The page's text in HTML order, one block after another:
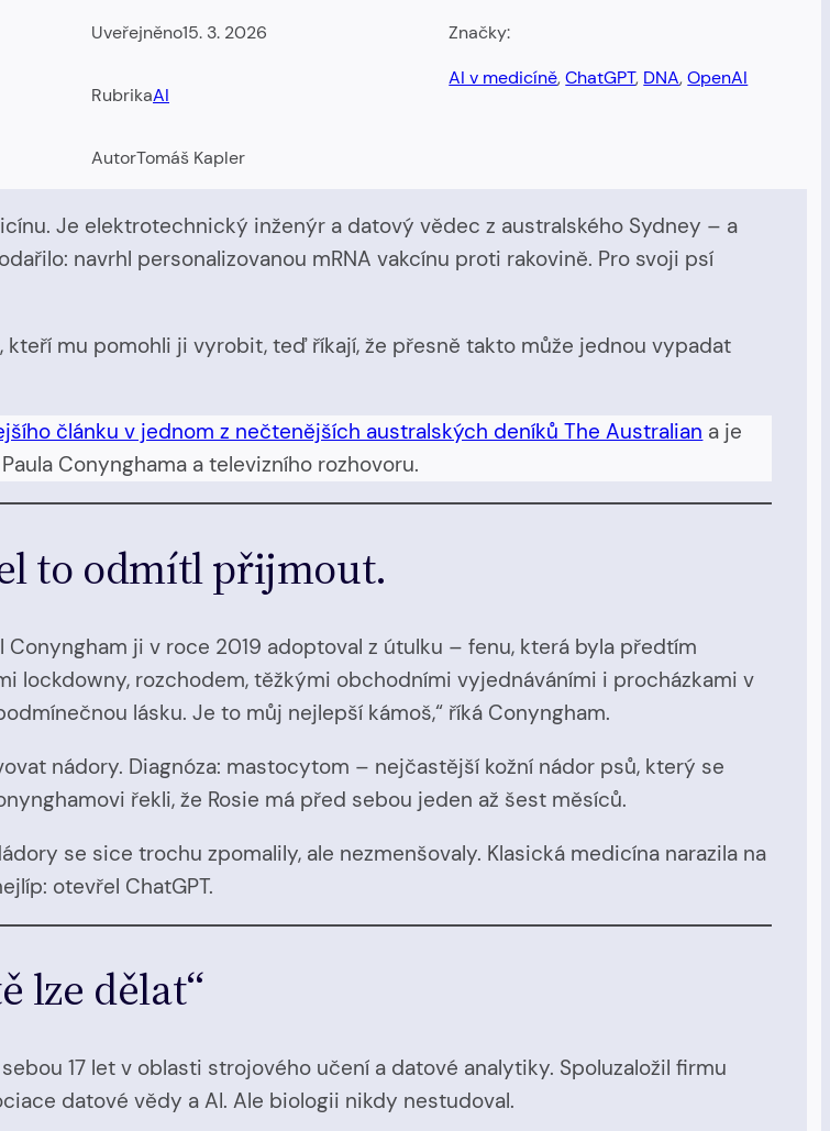
Uveřejněno15. 3. 2026
RubrikaAI
AutorTomáš Kapler
Značky:
AI v medicíně, ChatGPT, DNA, OpenAI
Je elektrotechnický inženýr a datový vědec z australského Sydney – a
navrhl personalizovanou mRNA vakcínu proti rakovině. Pro svoji psí
mu pomohli ji vyrobit, teď říkají, že přesně takto může jednou vypadat
článku v jednom z nečtenějších australských deníků The Australian a je
Conynghama a televizního rozhovoru.
to odmítl přijmout.
ji v roce 2019 adoptoval z útulku – fenu, která byla předtím
lockdowny, rozchodem, těžkými obchodními vyjednáváními i procházkami v
lásku. Je to můj nejlepší kámoš,“ říká Conyngham.
nádory. Diagnóza: mastocytom – nejčastější kožní nádor psů, který se
řekli, že Rosie má před sebou jeden až šest měsíců.
se sice trochu zpomalily, ale nezmenšovaly. Klasická medicína narazila na
otevřel ChatGPT.
lze dělat“
17 let v oblasti strojového učení a datové analytiky. Spoluzaložil firmu
datové vědy a AI. Ale biologii nikdy nestudoval.